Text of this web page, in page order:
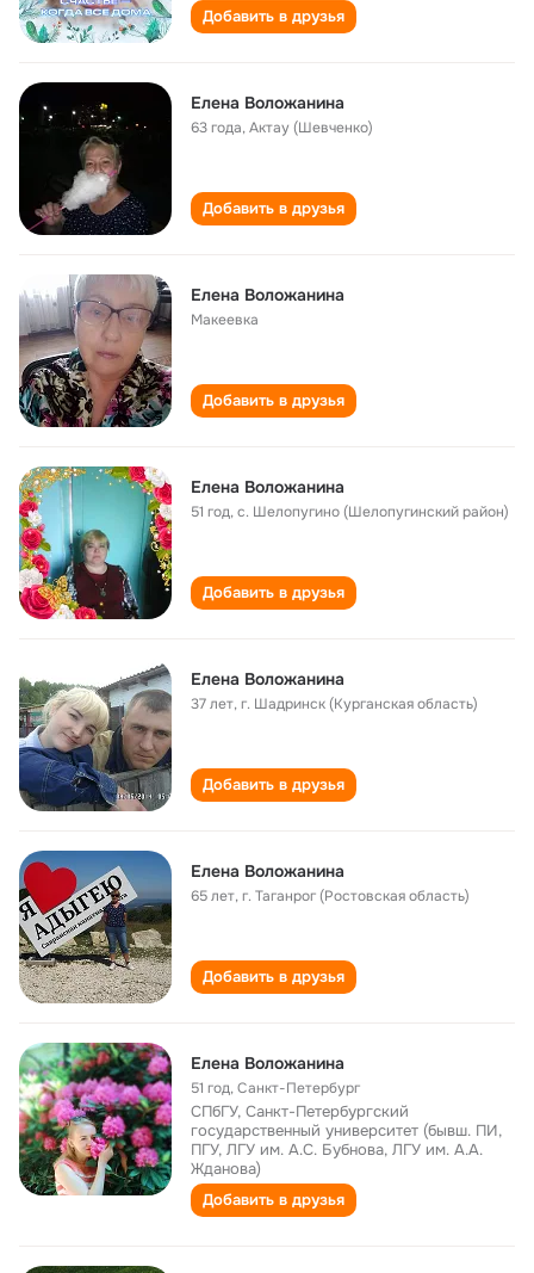
Добавить в друзья
Елена Воложанина
63 года,Актау (Шевченко)
Добавить в друзья
Елена Воложанина
Макеевка
Добавить в друзья
Елена Воложанина
51 год,с. Шелопугино (Шелопугинский район)
Добавить в друзья
Елена Воложанина
37 лет,г. Шадринск (Курганская область)
Добавить в друзья
Елена Воложанина
65 лет,г. Таганрог (Ростовская область)
Добавить в друзья
Елена Воложанина
51 год,Санкт-Петербург
СПбГУ, Санкт-Петербургский
государственный университет (бывш. ПИ,
ПГУ, ЛГУ им. А.С. Бубнова, ЛГУ им. А.А.
Жданова)
Добавить в друзья